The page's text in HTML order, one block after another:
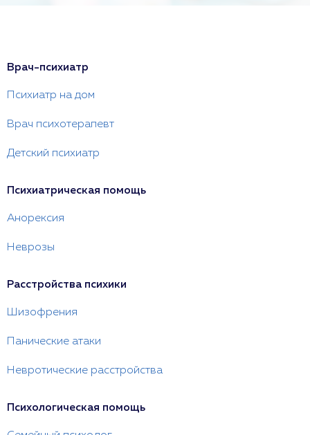
Врач-психиатр
Психиатр на дом
Врач психотерапевт
Детский психиатр
Психиатрическая помощь
Анорексия
Неврозы
Расстройства психики
Шизофрения
Панические атаки
Невротические расстройства
Психологическая помощь